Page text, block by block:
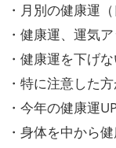
・月別の健康運
・健康運、運気
・健康運を下げ
・特に注意した
・今年の健康運
・身体を中から